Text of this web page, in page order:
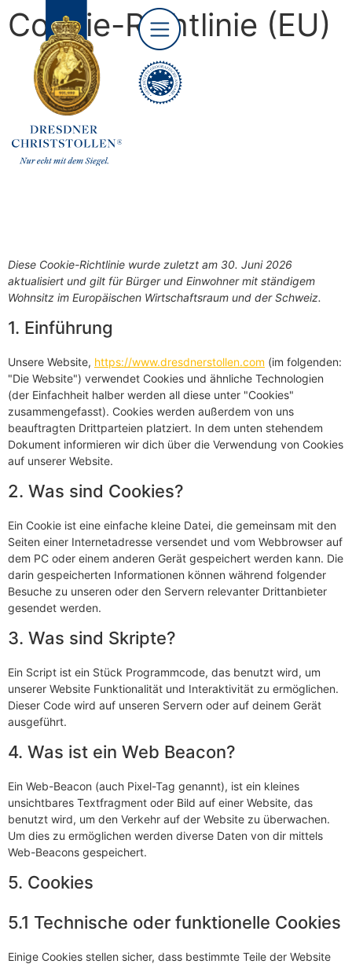
Cookie-Richtlinie (EU)
Diese Cookie-Richtlinie wurde zuletzt am 30. Juni 2026
aktualisiert und gilt für Bürger und Einwohner mit ständigem
Wohnsitz im Europäischen Wirtschaftsraum und der Schweiz.
1. Einführung
Unsere Website, https://www.dresdnerstollen.com (im folgenden:
"Die Website") verwendet Cookies und ähnliche Technologien
(der Einfachheit halber werden all diese unter "Cookies"
zusammengefasst). Cookies werden außerdem von uns
beauftragten Drittparteien platziert. In dem unten stehendem
Dokument informieren wir dich über die Verwendung von Cookies
auf unserer Website.
2. Was sind Cookies?
Ein Cookie ist eine einfache kleine Datei, die gemeinsam mit den
Seiten einer Internetadresse versendet und vom Webbrowser auf
dem PC oder einem anderen Gerät gespeichert werden kann. Die
darin gespeicherten Informationen können während folgender
Besuche zu unseren oder den Servern relevanter Drittanbieter
gesendet werden.
3. Was sind Skripte?
Ein Script ist ein Stück Programmcode, das benutzt wird, um
unserer Website Funktionalität und Interaktivität zu ermöglichen.
Dieser Code wird auf unseren Servern oder auf deinem Gerät
ausgeführt.
4. Was ist ein Web Beacon?
Ein Web-Beacon (auch Pixel-Tag genannt), ist ein kleines
unsichtbares Textfragment oder Bild auf einer Website, das
benutzt wird, um den Verkehr auf der Website zu überwachen.
Um dies zu ermöglichen werden diverse Daten von dir mittels
Web-Beacons gespeichert.
5. Cookies
5.1 Technische oder funktionelle Cookies
Einige Cookies stellen sicher, dass bestimmte Teile der Website